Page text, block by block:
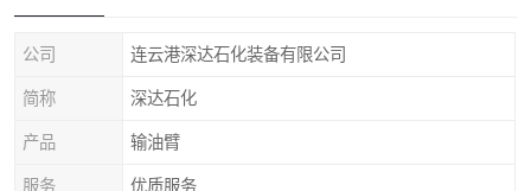
公司 连云港深达石化装备有限公司
简称 深达石化
产品 输油臂
服务 优质服务